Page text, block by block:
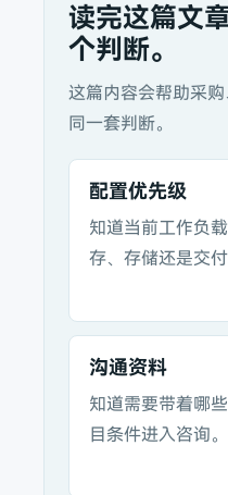
读完这篇文
个判断。
这篇内容会帮助采
同一套判断。
配置优先级
知道当前工作负
存、存储还是交付
沟通资料
知道需要带着哪
目条件进入咨询。